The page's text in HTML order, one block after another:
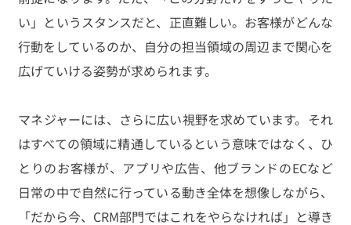
い」というスタンスだと、正直難しい。お客様がどんな
行動をしているのか、自分の担当領域の周辺まで関心を
広げていける姿勢が求められます。
マネジャーには、さらに広い視野を求めています。それ
はすべての領域に精通しているという意味ではなく、ひ
とりのお客様が、アプリや広告、他ブランドのECなど
日常の中で自然に行っている動き全体を想像しながら、
「だから今、CRM部門ではこれをやらなければ」と導き